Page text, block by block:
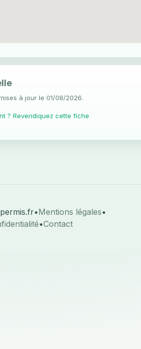
à jour le 01/08/2026.
? Revendiquez cette fiche
•Mentions légales•
•Contact